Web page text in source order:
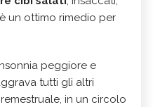
un ottimo rimedio per
peggiore e
tutti gli altri
in un circolo